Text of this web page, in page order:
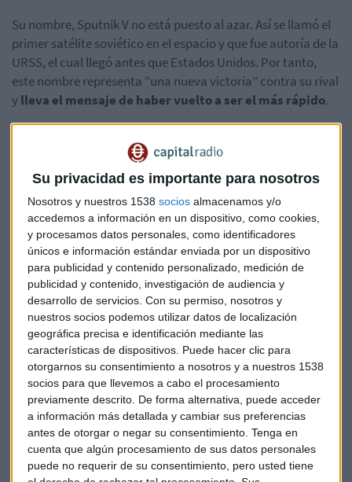
Su privacidad es importante para nosotros
Nosotros y nuestros 1538 socios almacenamos y/o
accedemos a información en un dispositivo, como cookies,
y procesamos datos personales, como identificadores
únicos e información estándar enviada por un dispositivo
para publicidad y contenido personalizado, medición de
publicidad y contenido, investigación de audiencia y
desarrollo de servicios. Con su permiso, nosotros y
nuestros socios podemos utilizar datos de localización
geográfica precisa e identificación mediante las
características de dispositivos. Puede hacer clic para
otorgarnos su consentimiento a nosotros y a nuestros 1538
socios para que llevemos a cabo el procesamiento
previamente descrito. De forma alternativa, puede acceder
a información más detallada y cambiar sus preferencias
antes de otorgar o negar su consentimiento. Tenga en
cuenta que algún procesamiento de sus datos personales
puede no requerir de su consentimiento, pero usted tiene
Su nombre, Sputnik V no está puesto al azar. Así se llamó el
primer satélite soviético en el espacio y que fue autoría de la
URSS, el cual llegó antes que Estados Unidos. Por tanto,
este nombre representa “una nueva victoria” contra su rival
ylleva el mensaje de haber vuelto a ser el más rápido.
Dudas sobre su efectividad
Sin embargo la comunidad científica e incluso la propia
Organización Mundial de la Salud han decidido no cantar
victoria tan pronto. ¿Por qué?
Lo cierto es quela vacuna ha sido aprobada sin tener los
resultados de la tercera y última faseque sí están
realizando las demás vacunas en ensayo, una fase que ni
siquiera ha concluido. Es más: se espera que estas pruebas
comiencen el miércoles 12 de agosto contando con 2.000
participantes. Y según informa la BBC, este proceso puede
prolongarse durante meses.
Por su parte las principales farmacéuticas presentes en
Rusia, reunidas en la Asociación de Organizaciones de
Ensayos Clínicos,han pedido a las autoridades
sanitarias del país que aplacen la fabricación de la
vacunahasta que se tengan estos resultados porque “es